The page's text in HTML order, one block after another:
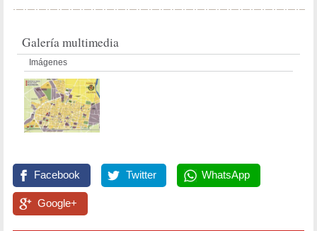
Galería multimedia
Imágenes
Facebook Twitter WhatsApp
Google+